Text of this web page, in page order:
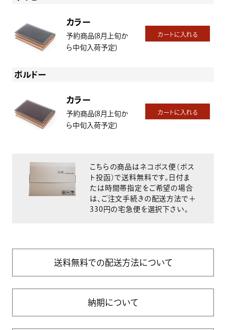
カラー
予約商品(8月上旬か
ら中旬入荷予定)
カートに入れる
ボルドー
カラー
予約商品(8月上旬か
ら中旬入荷予定)
カートに入れる
こちらの商品はネコポス便（ポス
ト投函）で送料無料です。日付ま
たは時間帯指定をご希望の場合
は、ご注文手続きの配送方法で＋
330円の宅急便を選択下さい。
送料無料での配送方法について
納期について